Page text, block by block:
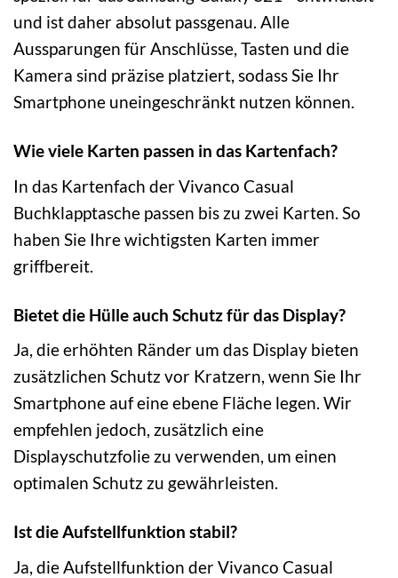
und ist daher absolut passgenau. Alle
Aussparungen für Anschlüsse, Tasten und die
Kamera sind präzise platziert, sodass Sie Ihr
Smartphone uneingeschränkt nutzen können.
Wie viele Karten passen in das Kartenfach?
In das Kartenfach der Vivanco Casual
Buchklapptasche passen bis zu zwei Karten. So
haben Sie Ihre wichtigsten Karten immer
griffbereit.
Bietet die Hülle auch Schutz für das Display?
Ja, die erhöhten Ränder um das Display bieten
zusätzlichen Schutz vor Kratzern, wenn Sie Ihr
Smartphone auf eine ebene Fläche legen. Wir
empfehlen jedoch, zusätzlich eine
Displayschutzfolie zu verwenden, um einen
optimalen Schutz zu gewährleisten.
Ist die Aufstellfunktion stabil?
Ja, die Aufstellfunktion der Vivanco Casual